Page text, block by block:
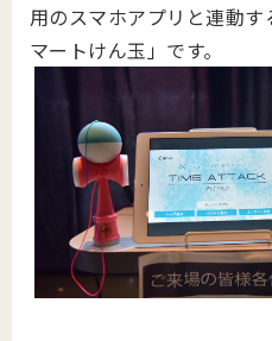
用のスマホアプリと連動
マートけん玉」です。